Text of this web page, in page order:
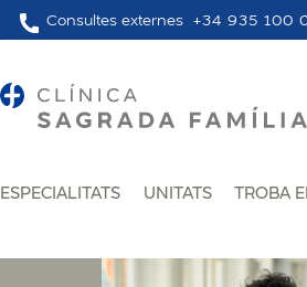
Consultes externes +34 935 100
ESPECIALITATS UNITATS TROBA